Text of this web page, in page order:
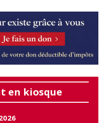
en kiosque